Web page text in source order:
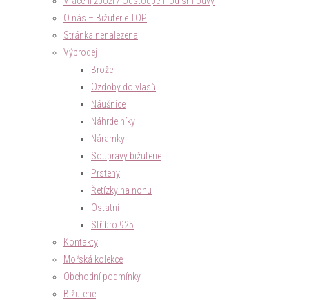
O nás – Bižuterie TOP
Stránka nenalezena
Výprodej
Brože
Ozdoby do vlasů
Náušnice
Náhrdelníky
Náramky
Soupravy bižuterie
Prsteny
Řetízky na nohu
Ostatní
Stříbro 925
Kontakty
Mořská kolekce
Obchodní podmínky
Bižuterie